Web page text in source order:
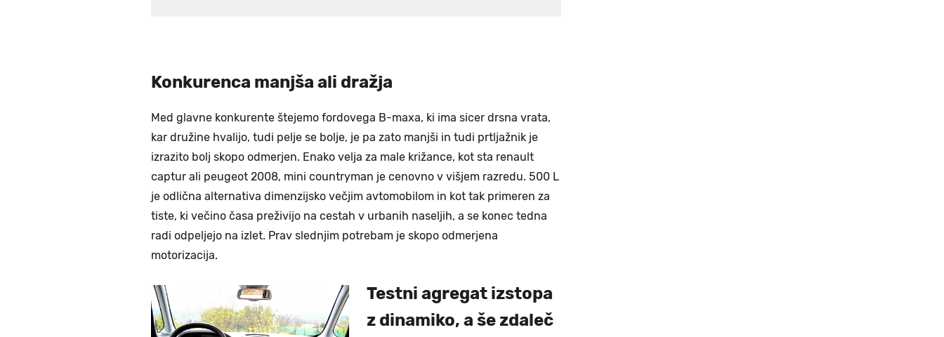
Konkurenca manjša ali dražja
Med glavne konkurente štejemo fordovega B-maxa, ki ima sicer drsna vrata,
kar družine hvalijo, tudi pelje se bolje, je pa zato manjši in tudi prtljažnik je
izrazito bolj skopo odmerjen. Enako velja za male križance, kot sta renault
captur ali peugeot 2008, mini countryman je cenovno v višjem razredu. 500 L
je odlična alternativa dimenzijsko večjim avtomobilom in kot tak primeren za
tiste, ki večino časa preživijo na cestah v urbanih naseljih, a se konec tedna
radi odpeljejo na izlet. Prav slednjim potrebam je skopo odmerjena
motorizacija.
Testni agregat izstopa
z dinamiko, a še zdaleč